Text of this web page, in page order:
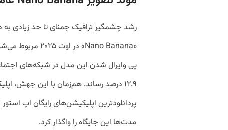
رشد چشمگیر ترافیک جمنای تا حد زیادی
«Nano Banana» در اوت ۲۰۲۵ مربوط می‌شود. گزارشی از
۱۲.۹ درصد رساند. هم‌زمان با این جهش،
مدت‌ها این جایگاه را واگذار کرد.